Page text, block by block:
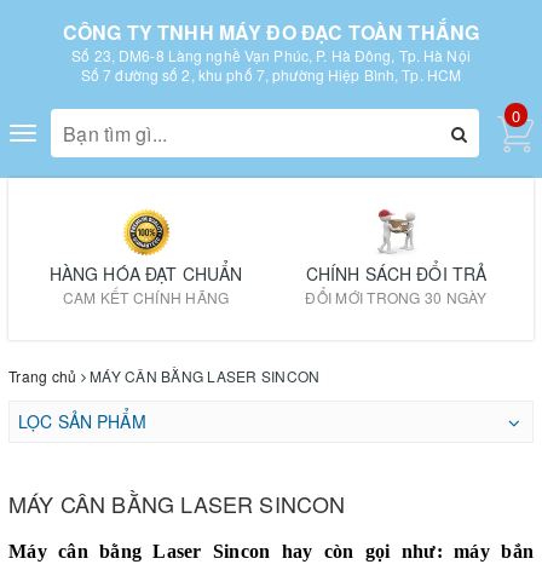
CÔNG TY TNHH MÁY ĐO ĐẠC TOÀN THẮNG
Số 23, DM6-8 Làng nghề Vạn Phúc, P. Hà Đông, Tp. Hà Nội
Số 7 đường số 2, khu phố 7, phường Hiệp Bình, Tp. HCM
Toggle
navigation
0
HÀNG HÓA ĐẠT CHUẨN
CAM KẾT CHÍNH HÃNG
CHÍNH SÁCH ĐỔI TRẢ
ĐỔI MỚI TRONG 30 NGÀY
Trang chủ MÁY CÂN BẰNG LASER SINCON
LỌC SẢN PHẨM
MÁY CÂN BẰNG LASER SINCON
Máy cân bằng Laser Sincon hay còn gọi như: máy bắn